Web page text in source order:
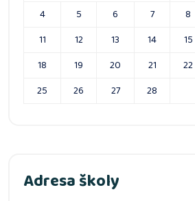
4
5 6 7 8
11
12 13 14 15
18
19 20 21 22
25
26 27 28
Adresa školy